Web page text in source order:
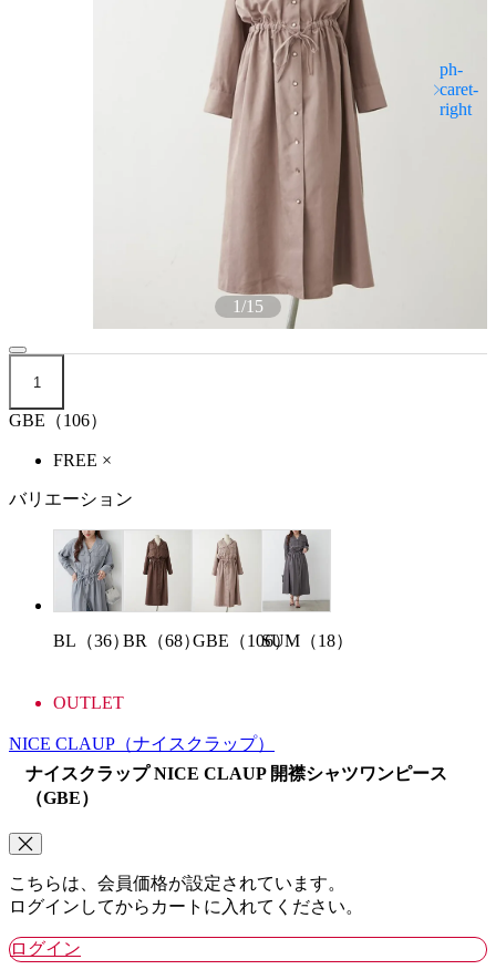
1/15
1
GBE（106）
FREE ×
バリエーション
BL（36）BR（68）GBE（106）SUM（18）
OUTLET
NICE CLAUP （ナイスクラップ）
ナイスクラップ NICE CLAUP 開襟シャツワンピース
（GBE）
こちらは、会員価格が設定されています。
ログインしてからカートに入れてください。
ログイン